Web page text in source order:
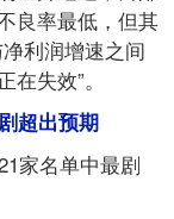
良率最低，但其
利润增速之间
失效”。
超出预期
家名单中最剧